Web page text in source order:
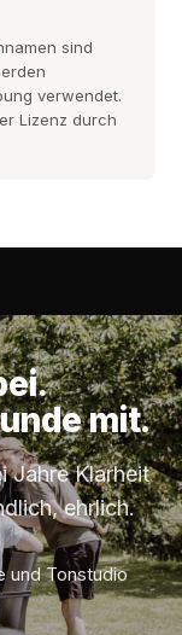
sind
verwendet.
Lizenz durch
mit.
Jahre Klarheit
ehrlich.
und Tonstudio